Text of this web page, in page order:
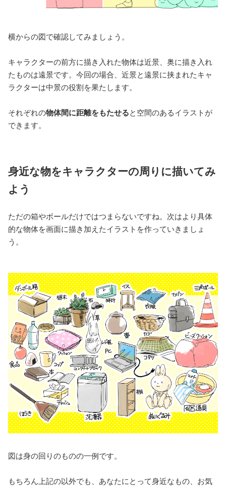
横からの図で確認してみましょう。
キャラクターの前方に描き入れた物体は近景、奥に描き入れ
たものは遠景です。今回の場合、近景と遠景に挟まれたキャ
ラクターは中景の役割を果たします。
それぞれの物体間に距離をもたせると空間のあるイラストが
できます。
身近な物をキャラクターの周りに描いてみ
よう
ただの箱やボールだけではつまらないですね。次はより具体
的な物体を画面に描き加えたイラストを作っていきましょ
う。
図は身の回りのものの一例です。
もちろん上記の以外でも、あなたにとって身近なもの、お気